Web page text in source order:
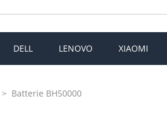
DELL LENOVO XIAOMI
Batterie BH50000